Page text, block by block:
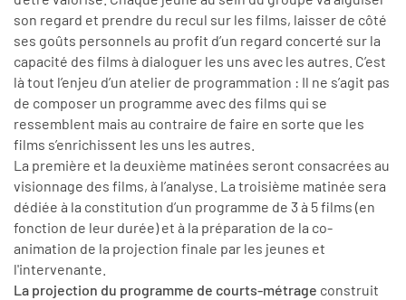
son regard et prendre du recul sur les films, laisser de côté
ses goûts personnels au profit d’un regard concerté sur la
capacité des films à dialoguer les uns avec les autres. C’est
là tout l’enjeu d’un atelier de programmation : Il ne s’agit pas
de composer un programme avec des films qui se
ressemblent mais au contraire de faire en sorte que les
films s’enrichissent les uns les autres.
La première et la deuxième matinées seront consacrées au
visionnage des films, à l’analyse. La troisième matinée sera
dédiée à la constitution d’un programme de 3 à 5 films (en
fonction de leur durée) et à la préparation de la co-
animation de la projection finale par les jeunes et
l'intervenante.
La projection du programme de courts-métrage construit